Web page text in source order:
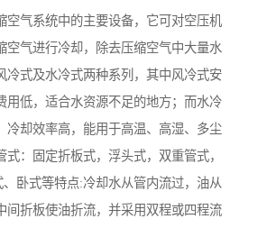
空气系统中的主要设备，它可对空压机
空气进行冷却，除去压缩空气中大量水
冷式及水冷式两种系列，其中风冷式安
用低，适合水资源不足的地方；而水冷
冷却效率高，能用于高温、高湿、多尘
式：固定折板式，浮头式，双重管式，
卧式等特点:冷却水从管内流过，油从
间折板使油折流，并采用双程或四程流